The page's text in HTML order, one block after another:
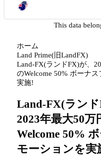
This data
ホーム
Land Prime(旧LandFX)
Land-FX(ランドFX)が、
のWelcome 50% ボーナ
実施!
Land-FX(ランド
2023年最大50万
Welcome 50%
モーションを実